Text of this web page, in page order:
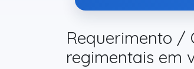
Requerimento /
regimentais em